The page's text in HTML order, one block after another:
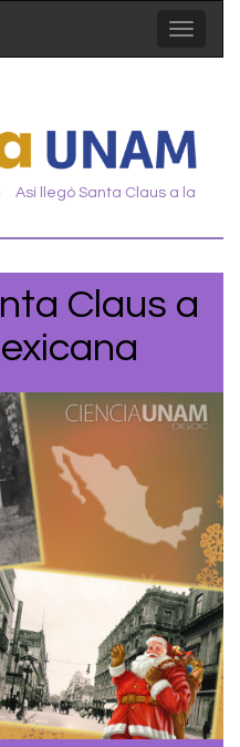
Toggle
Así llegó Santa Claus a la
Claus a